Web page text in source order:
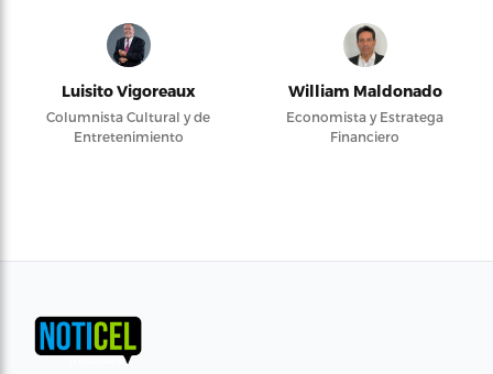
Luisito Vigoreaux
Columnista Cultural y de
Entretenimiento
William Maldonado
Economista y Estratega
Financiero